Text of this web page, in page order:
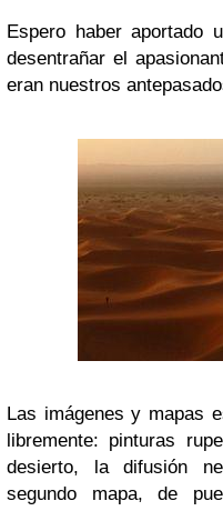
Espero haber aportado
desentrañar el
eran nuestros
Las imágenes y mapas
libremente: pinturas
desierto, la difusión
segundo mapa, de